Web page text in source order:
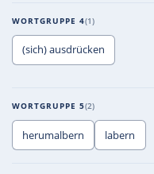
WORTGRUPPE 4 1
(sich) ausdrücken
WORTGRUPPE 5 2
herumalbern labern